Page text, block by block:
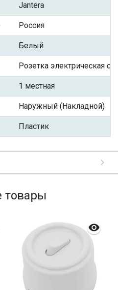
Jantera
Россия
Белый
Розетка электрическая с
1 местная
Наружный (Накладной)
Пластик
товары